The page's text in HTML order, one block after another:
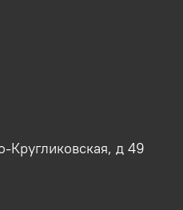
Кругликовская, д 49